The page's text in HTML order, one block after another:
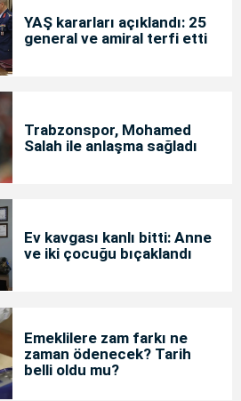
YAŞ kararları açıklandı: 25
general ve amiral terfi etti
Trabzonspor, Mohamed
Salah ile anlaşma sağladı
Ev kavgası kanlı bitti: Anne
ve iki çocuğu bıçaklandı
Emeklilere zam farkı ne
zaman ödenecek? Tarih
belli oldu mu?